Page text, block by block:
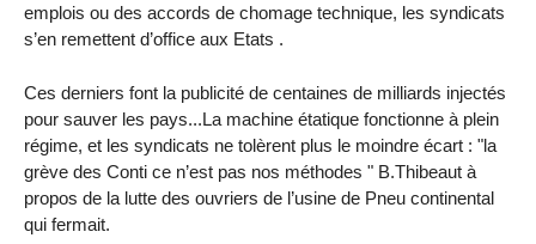
emplois ou des accords de chomage technique, les syndicats
s’en remettent d’office aux Etats .
Ces derniers font la publicité de centaines de milliards injectés
pour sauver les pays...La machine étatique fonctionne à plein
régime, et les syndicats ne tolèrent plus le moindre écart : "la
grève des Conti ce n’est pas nos méthodes " B.Thibeaut à
propos de la lutte des ouvriers de l’usine de Pneu continental
qui fermait.